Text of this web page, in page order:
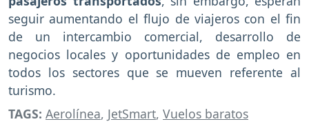
seguir aumentando el flujo de viajeros con el fin
de un intercambio comercial, desarrollo de
negocios locales y oportunidades de empleo en
todos los sectores que se mueven referente al
turismo.
TAGS: Aerolínea, JetSmart, Vuelos baratos